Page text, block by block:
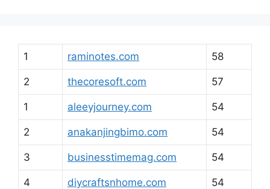
1 raminotes.com 58
2 thecoresoft.com 57
1 aleeyjourney.com 54
2 anakanjingbimo.com 54
3 businesstimemag.com 54
4 diycraftsnhome.com 54